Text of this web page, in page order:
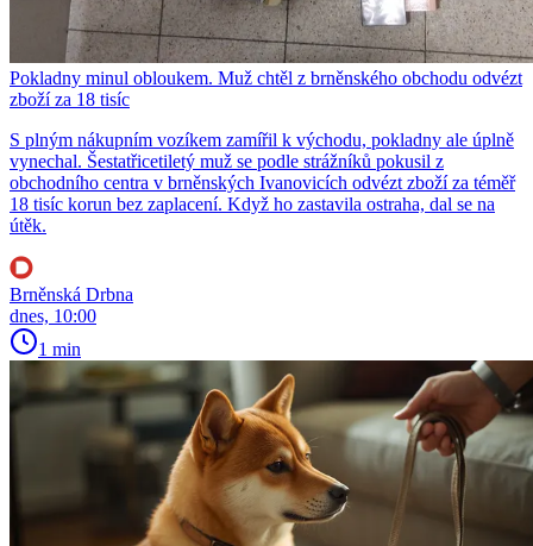
Pokladny minul obloukem. Muž chtěl z brněnského obchodu odvézt
zboží za 18 tisíc
S plným nákupním vozíkem zamířil k východu, pokladny ale úplně
vynechal. Šestatřicetiletý muž se podle strážníků pokusil z
obchodního centra v brněnských Ivanovicích odvézt zboží za téměř
18 tisíc korun bez zaplacení. Když ho zastavila ostraha, dal se na
útěk.
Brněnská Drbna
dnes, 10:00
1 min